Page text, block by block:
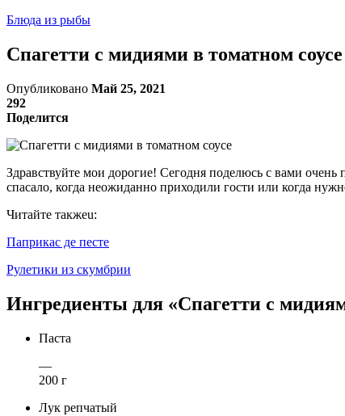
Блюда из рыбы
Спагетти с мидиями в томатном соусе
Опубликовано Май 25, 2021
292
Поделится
Здравствуйте мои дорогие! Сегодня поделюсь с вами
спасало, когда неожиданно приходили гости или когда
Читайте такжеu:
Паприкас де песте
Рулетики из скумбрии
Ингредиенты для «Спагетти с
Паста
—
200 г
Лук репчатый